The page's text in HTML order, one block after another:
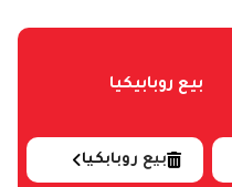
بيع روبابيكيا
بيع روبابكيا